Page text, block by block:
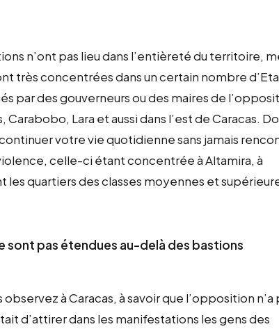
n’ont pas lieu dans l’entièreté du territoire,
très concentrées dans un certain nombre
par des gouverneurs ou des maires de
Lara et aussi dans l’est de Caracas.
votre vie quotidienne sans jamais
celle-ci étant concentrée à Altamira, à
les quartiers des classes moyennes et
sont pas étendues au-delà des bastions
à Caracas, à savoir que l’opposition n’a
d’attirer dans les manifestations les gens des